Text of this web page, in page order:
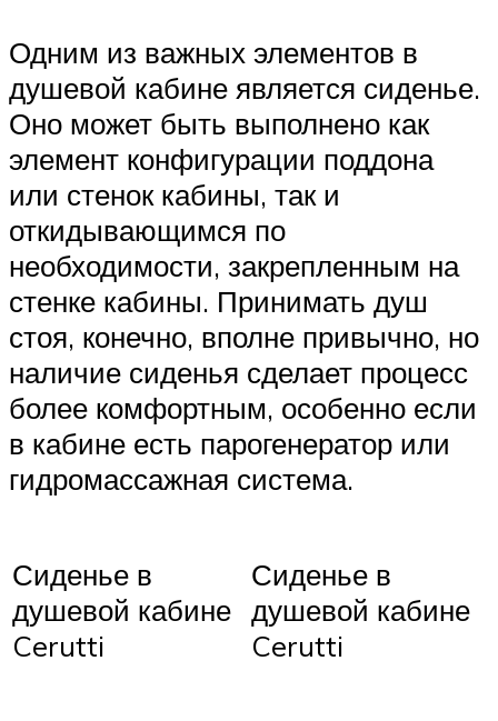
Одним из важных элементов в
душевой кабине является сиденье.
Оно может быть выполнено как
элемент конфигурации поддона
или стенок кабины, так и
откидывающимся по
необходимости, закрепленным на
стенке кабины. Принимать душ
стоя, конечно, вполне привычно, но
наличие сиденья сделает процесс
более комфортным, особенно если
в кабине есть парогенератор или
гидромассажная система.
Сиденье в
душевой кабине
Cerutti
Сиденье в
душевой кабине
Cerutti